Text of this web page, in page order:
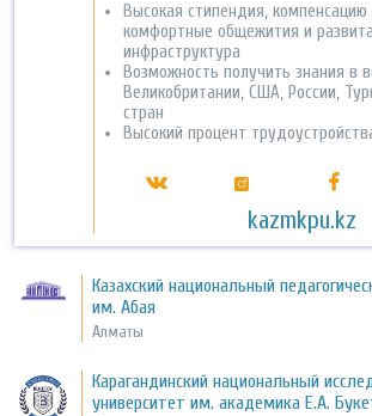
Высокая стипендия, компенсацию
комфортные общежития и
инфраструктура
Возможность получить знания в
Великобритании, США, России,
стран
Высокий процент
kazmkpu.kz
Казахский национальный
им. Абая
Алматы
Карагандинский национальный
университет им. академика Е.А.